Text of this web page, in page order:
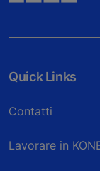
Quick Links
Contatti
Lavorare in